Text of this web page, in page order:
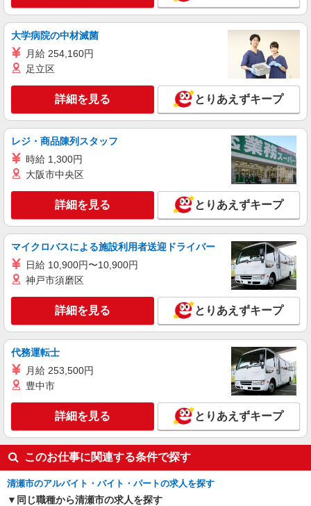
大学病院の中材滅菌
月給 254,160円
足立区
詳細を見る とりあえずキープ
レジ・商品陳列スタッフ
時給 1,300円
大阪市中央区
詳細を見る とりあえずキープ
マイクロバスによる施設利用者送迎ドライバー
日給 10,900円〜10,900円
神戸市須磨区
詳細を見る とりあえずキープ
代務運転士
月給 253,500円
豊中市
詳細を見る とりあえずキープ
このお仕事に関連する条件で探す
清瀬市のアルバイト・バイト・パートの求人を探す
同じ職種から清瀬市の求人を探す